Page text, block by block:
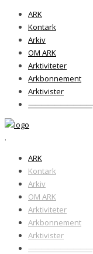
ARK
Kontark
Arkiv
OM ARK
Arktiviteter
Arkbonnement
Arktivister
——————————
.
ARK
Kontark
Arkiv
OM ARK
Arktiviteter
Arkbonnement
Arktivister
——————————